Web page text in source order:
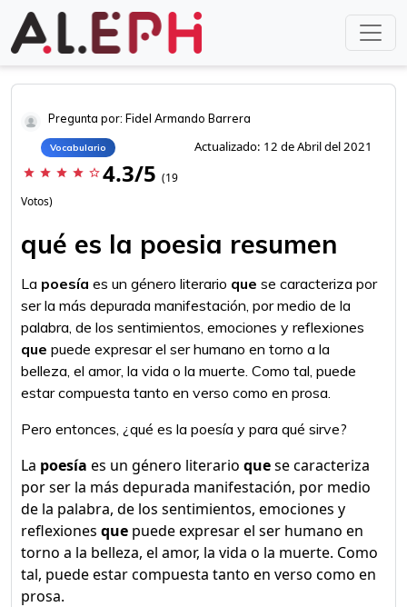
Pregunta por: Fidel Armando Barrera
Vocabulario Actualizado: 12 de Abril del 2021
star star star star star_border 4.3/5 (19
Votos)
qué es la poesia resumen
La poesía es un género literario que se caracteriza por
ser la más depurada manifestación, por medio de la
palabra, de los sentimientos, emociones y reflexiones
que puede expresar el ser humano en torno a la
belleza, el amor, la vida o la muerte. Como tal, puede
estar compuesta tanto en verso como en prosa.
Pero entonces, ¿qué es la poesía y para qué sirve?
La poesía es un género literario quese caracteriza
por ser la más depurada manifestación, por medio
de la palabra, de los sentimientos, emociones y
reflexiones que puede expresar el ser humano en
torno a la belleza, el amor, la vida o la muerte. Como
tal, puede estar compuesta tanto en verso como en
prosa.